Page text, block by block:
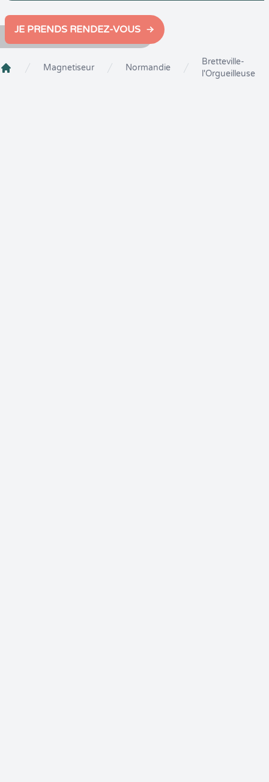
JE PRENDS RENDEZ-VOUS
Magnetiseur Normandie
Bretteville-
l'Orgueilleuse